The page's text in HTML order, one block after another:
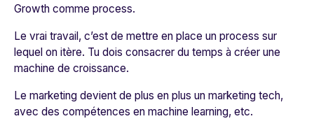
Growth comme process.
Le vrai travail, c’est de mettre en place un process sur
lequel on itère. Tu dois consacrer du temps à créer une
machine de croissance.
Le marketing devient de plus en plus un marketing tech,
avec des compétences en machine learning, etc.